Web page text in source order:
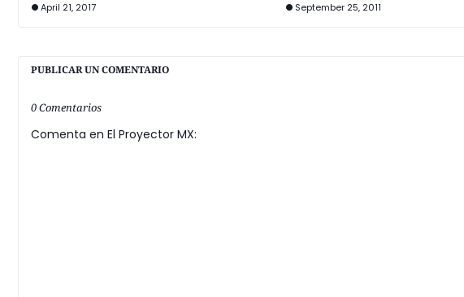
April 21, 2017 September 25, 2011
PUBLICAR UN COMENTARIO
0 Comentarios
Comenta en El Proyector MX: